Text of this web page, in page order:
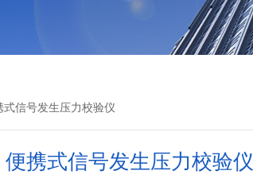
式信号发生压力校验仪
便携式信号发生压力校验仪